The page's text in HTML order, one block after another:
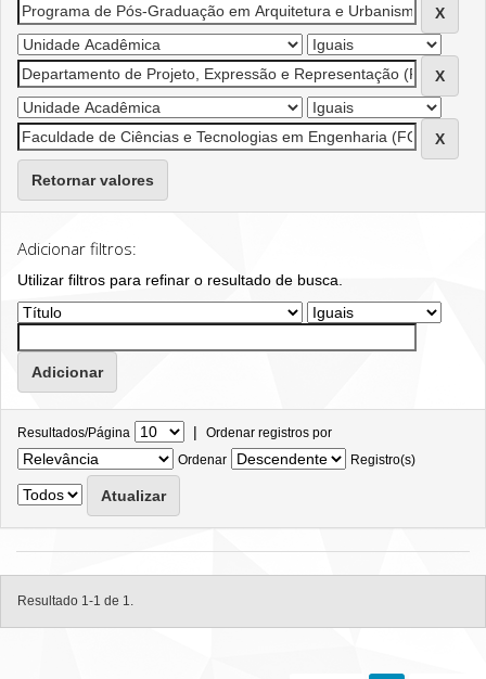
Retornar valores
Adicionar filtros:
Utilizar filtros para refinar o resultado de busca.
Resultados/Página | Ordenar registros por
Ordenar
Registro(s)
Resultado 1-1 de 1.